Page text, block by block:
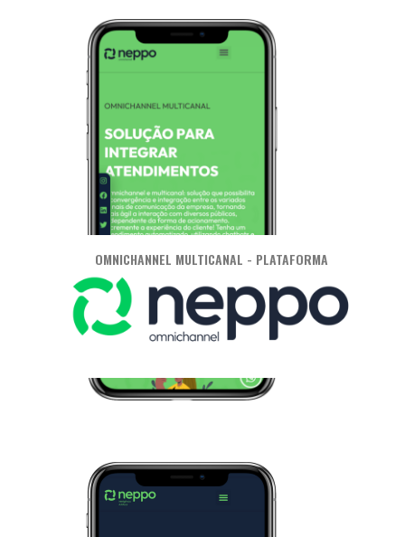
OMNICHANNEL MULTICANAL - PLATAFORMA